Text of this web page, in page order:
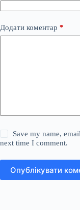
Додати коментар *
Save my name,
next time I comment.
Опублікувати